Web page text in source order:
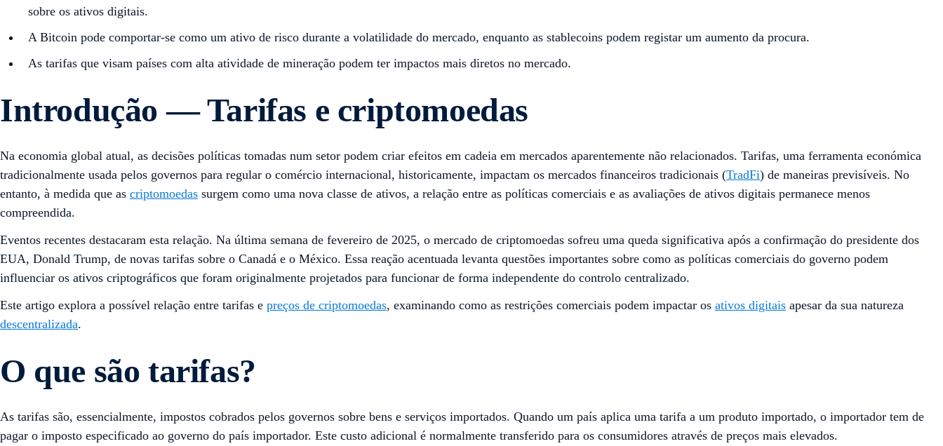
sobre os ativos digitais.
A Bitcoin pode comportar-se como um ativo de risco durante a volatilidade do mercado, enquanto as stablecoins podem registar um aumento da procura.
As tarifas que visam países com alta atividade de mineração podem ter impactos mais diretos no mercado.
Introdução — Tarifas e criptomoedas
Na economia global atual, as decisões políticas tomadas num setor podem criar efeitos em cadeia em mercados aparentemente não relacionados. Tarifas, uma ferramenta económica
tradicionalmente usada pelos governos para regular o comércio internacional, historicamente, impactam os mercados financeiros tradicionais (TradFi) de maneiras previsíveis. No
entanto, à medida que as criptomoedas surgem como uma nova classe de ativos, a relação entre as políticas comerciais e as avaliações de ativos digitais permanece menos
compreendida.
Eventos recentes destacaram esta relação. Na última semana de fevereiro de 2025, o mercado de criptomoedas sofreu uma queda significativa após a confirmação do presidente dos
EUA, Donald Trump, de novas tarifas sobre o Canadá e o México. Essa reação acentuada levanta questões importantes sobre como as políticas comerciais do governo podem
influenciar os ativos criptográficos que foram originalmente projetados para funcionar de forma independente do controlo centralizado.
Este artigo explora a possível relação entre tarifas e preços de criptomoedas, examinando como as restrições comerciais podem impactar os ativos digitais apesar da sua natureza
descentralizada.
O que são tarifas?
As tarifas são, essencialmente, impostos cobrados pelos governos sobre bens e serviços importados. Quando um país aplica uma tarifa a um produto importado, o importador tem de
pagar o imposto especificado ao governo do país importador. Este custo adicional é normalmente transferido para os consumidores através de preços mais elevados.